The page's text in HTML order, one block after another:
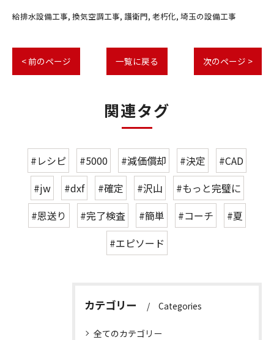
給排水設備工事 換気空調工事 護衛門 老朽化 埼玉の設備工事
< 前のページ 一覧に戻る 次のページ >
関連タグ
#レシピ #5000 #減価償却 #決定
#CAD
#jw
#dxf #確定 #沢山
#もっと完璧に
#恩送り
#完了検査 #簡単 #コーチ
#夏
#エピソード
カテゴリー Categories
全てのカテゴリー